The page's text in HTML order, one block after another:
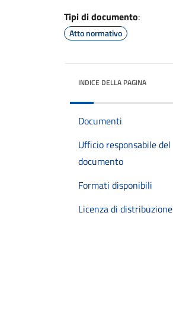
Tipi di documento:
Atto normativo
INDICE DELLA PAGINA
Documenti
Ufficio responsabile del
documento
Formati disponibili
Licenza di distribuzione